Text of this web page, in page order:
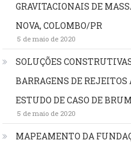
GRAVITACIONAIS DE
NOVA, COLOMBO/PR
5 de maio de 2020
SOLUÇÕES
BARRAGENS DE
ESTUDO DE CASO DE
5 de maio de 2020
MAPEAMENTO DA